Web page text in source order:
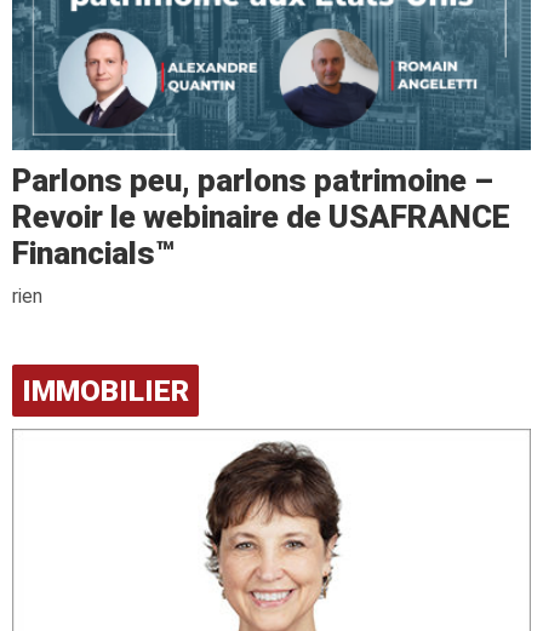
Parlons peu, parlons patrimoine –
Revoir le webinaire de USAFRANCE
Financials™
rien
IMMOBILIER